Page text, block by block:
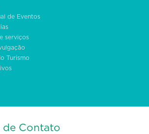
de Eventos
serviços
Turismo
de Contato